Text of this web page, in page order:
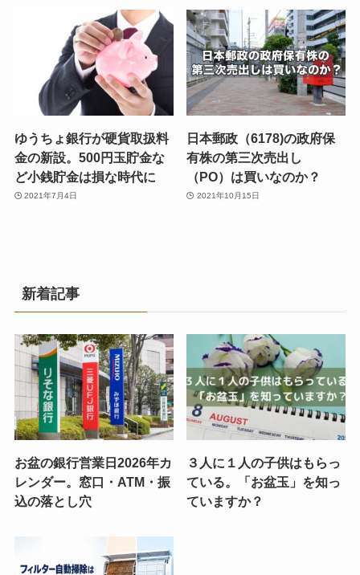
ゆうちょ銀行が硬貨取扱料
金の新設。500円玉貯金な
ど小銭貯金は損な時代に
2021年7月4日
日本郵政（6178)の政府保
有株の第三次売出し
（PO）は買いなのか？
2021年10月15日
新着記事
お盆の銀行営業日2026年カ
レンダー。窓口・ATM・振
込の落とし穴
３人に１人の子供はもらっ
ている。「お盆玉」を知っ
ていますか？